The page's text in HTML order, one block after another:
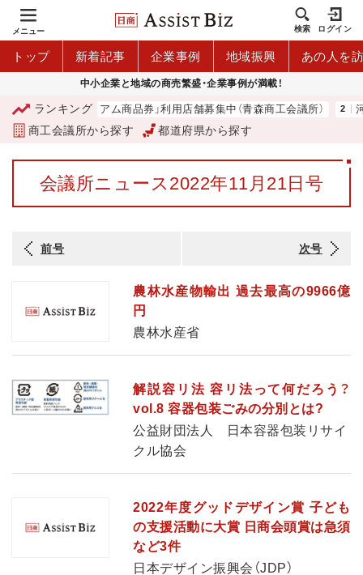
メニュー 検索 ログイン
トップ 新着記事 企業事例 地域振興 あの人を
中小企業と地域の商売繁盛・企業事例が満載！
ランキング
「青森市プレミアム商品券」利用店舗募集中（青森商工会議所） 河
商工会議所から探す 都道府県から探す
会議所ニュース2022年11月21日号
前号 次号
農林水産物輸出 過去最高の9966億
円
農林水産省
解説容リ法 容リ法って何だろう？
vol.8 容器包装ごみの分別とは?
公益財団法人 日本容器包装リサイ
クル協会
2022年度グッドデザイン賞 子ども
の支援活動に大賞 日商会頭賞は急須
など3件
日本デザイン振興会（JDP）